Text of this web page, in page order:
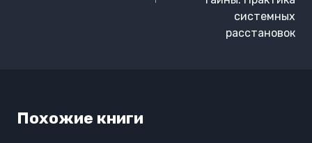
системных
расстановок
Похожие книги